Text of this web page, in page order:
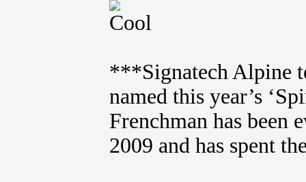
***Signatech Alpine
named this year’s
Frenchman has been
2009 and has spent